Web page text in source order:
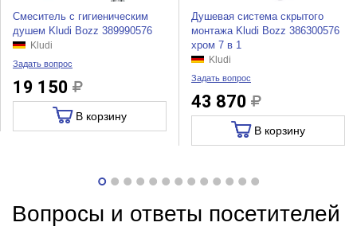
Смеситель с гигиеническим
душем Kludi Bozz 389990576
Kludi
Задать вопрос
19 150
В корзину
Душевая система скрытого
монтажа Kludi Bozz 386300576
хром 7 в 1
Kludi
Задать вопрос
43 870
В корзину
Вопросы и ответы посетителей